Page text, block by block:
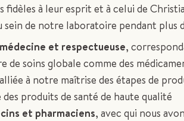
fidèles à leur esprit et à celui de
sein de notre laboratoire pendant plus
et respectueuse,
de soins globale comme des
à notre maîtrise des étapes de
produits de santé de haute qualité
et pharmaciens, avec qui nous